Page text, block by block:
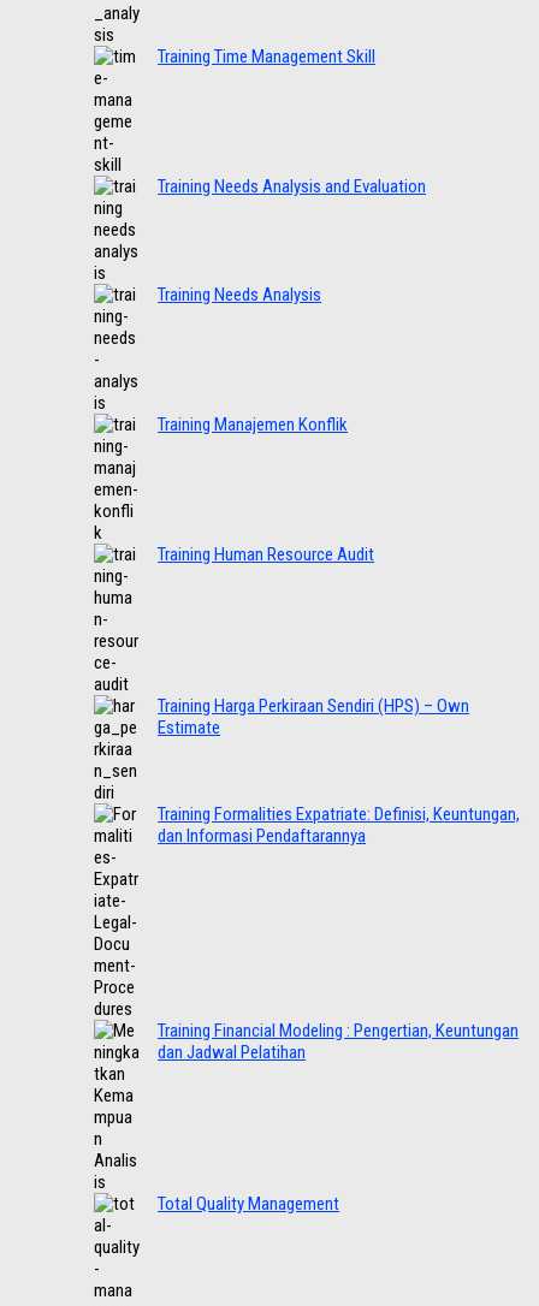
Training Time Management Skill
Training Needs Analysis and Evaluation
Training Needs Analysis
Training Manajemen Konflik
Training Human Resource Audit
Training Harga Perkiraan Sendiri (HPS) – Own
Estimate
Training Formalities Expatriate: Definisi, Keuntungan,
dan Informasi Pendaftarannya
Training Financial Modeling : Pengertian, Keuntungan
dan Jadwal Pelatihan
Total Quality Management